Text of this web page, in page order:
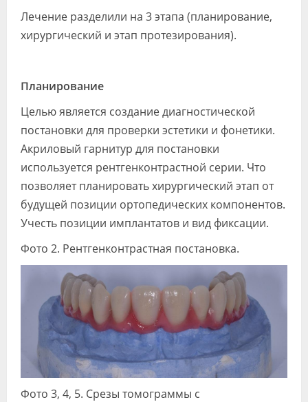
Лечение разделили на 3 этапа (планирование,
хирургический и этап протезирования).
Планирование
Целью является создание диагностической
постановки для проверки эстетики и фонетики.
Акриловый гарнитур для постановки
используется рентгенконтрастной серии. Что
позволяет планировать хирургический этап от
будущей позиции ортопедических компонентов.
Учесть позиции имплантатов и вид фиксации.
Фото 2. Рентгенконтрастная постановка.
Фото 3, 4, 5. Срезы томограммы с